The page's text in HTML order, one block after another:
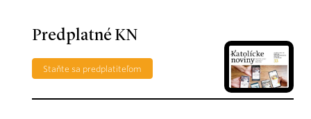
Predplatné KN
Staňte sa predplatiteľom